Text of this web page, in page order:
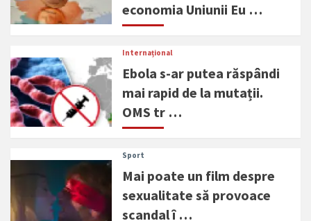
economia Uniunii Eu …
Internațional
Ebola s-ar putea răspândi
mai rapid de la mutații.
OMS tr …
Sport
Mai poate un film despre
sexualitate să provoace
scandal î …